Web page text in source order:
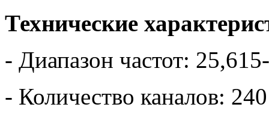
Технические
- Диапазон частот:
- Количество каналов: